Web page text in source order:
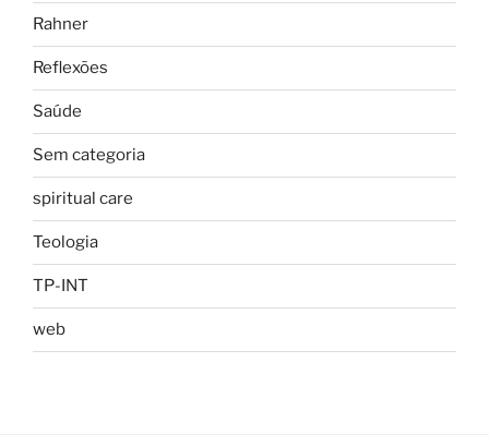
Rahner
Reflexões
Saúde
Sem categoria
spiritual care
Teologia
TP-INT
web